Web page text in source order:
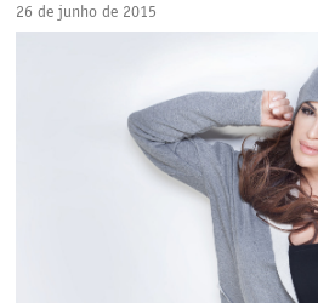
26 de junho de 2015